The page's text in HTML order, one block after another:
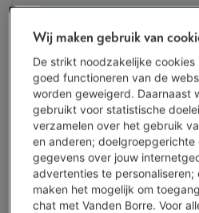
Vanden Borre Life
Verleng de levensduur van je
Dit product wordt7 jaarna
Meer info
Wij maken gebruik van
De strikt noodzakelijke
goed functioneren van de
worden geweigerd. Daarnaast
gebruikt voor statistische
verzamelen over het gebruik
en anderen; doelgroepgerichte
gegevens over jouw
advertenties te
maken het mogelijk om
chat met Vanden Borre. Voor